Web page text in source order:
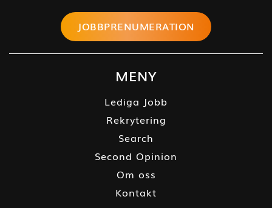
JOBBPRENUMERATION
MENY
Lediga Jobb
Rekrytering
Search
Second Opinion
Om oss
Kontakt